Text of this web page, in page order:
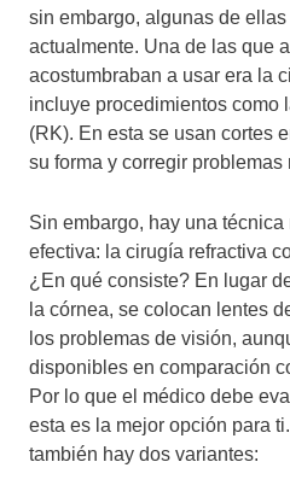
sin embargo, algunas de
actualmente. Una de las que
acostumbraban a usar era la
incluye procedimientos como
(RK). En esta se usan cortes
su forma y corregir problemas
Sin embargo, hay una
efectiva: la cirugía refractiva
¿En qué consiste? En lugar
la córnea, se colocan lentes
los problemas de visión,
disponibles en comparación
Por lo que el médico debe
esta es la mejor opción para
también hay dos variantes: